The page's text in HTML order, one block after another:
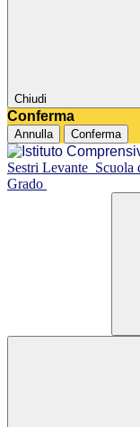
Chiudi
Conferma
Annulla Conferma
Sestri Levante Scuola
Grado